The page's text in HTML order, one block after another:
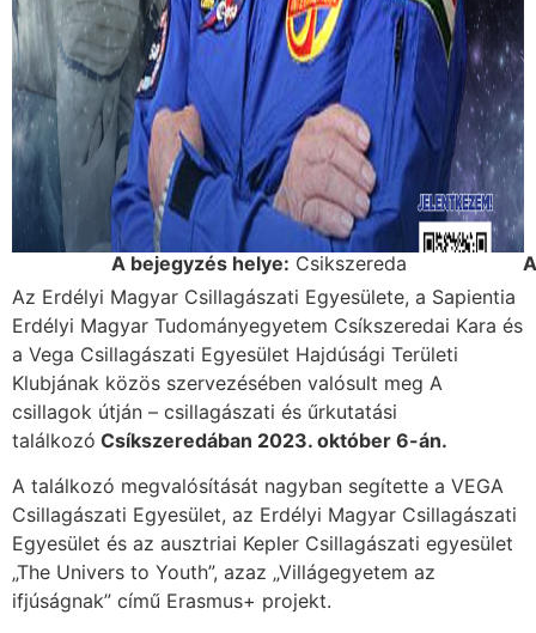
A bejegyzés helye: Csikszereda
Az Erdélyi Magyar Csillagászati Egyesülete, a Sapientia
Erdélyi Magyar Tudományegyetem Csíkszeredai Kara és
a Vega Csillagászati Egyesület Hajdúsági Területi
Klubjának közös szervezésében valósult meg A
csillagok útján – csillagászati és űrkutatási
találkozó Csíkszeredában 2023. október 6-án.
A találkozó megvalósítását nagyban segítette a VEGA
Csillagászati Egyesület, az Erdélyi Magyar Csillagászati
Egyesület és az ausztriai Kepler Csillagászati egyesület
„The Univers to Youth”, azaz „Villágegyetem az
ifjúságnak” című Erasmus+ projekt.